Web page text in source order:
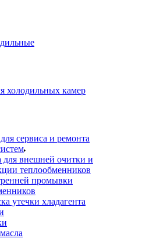
холодильных камер
сервиса и ремонта
для внешней очитки и
теплообменников
промывки
утечки хладагента